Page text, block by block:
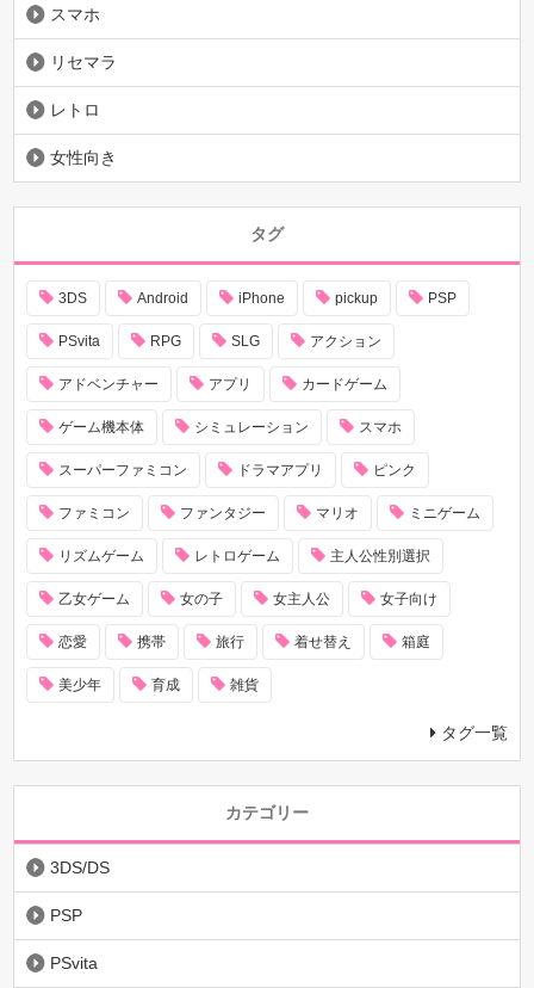
スマホ
リセマラ
レトロ
女性向き
タグ
3DS Android iPhone pickup PSP
PSvita RPG SLG アクション
アドベンチャー アプリ カードゲーム
ゲーム機本体 シミュレーション スマホ
スーパーファミコン ドラマアプリ ピンク
ファミコン ファンタジー マリオ ミニゲーム
リズムゲーム レトロゲーム 主人公性別選択
乙女ゲーム 女の子 女主人公 女子向け
恋愛 携帯 旅行 着せ替え 箱庭
美少年 育成 雑貨
タグ一覧
カテゴリー
3DS/DS
PSP
PSvita